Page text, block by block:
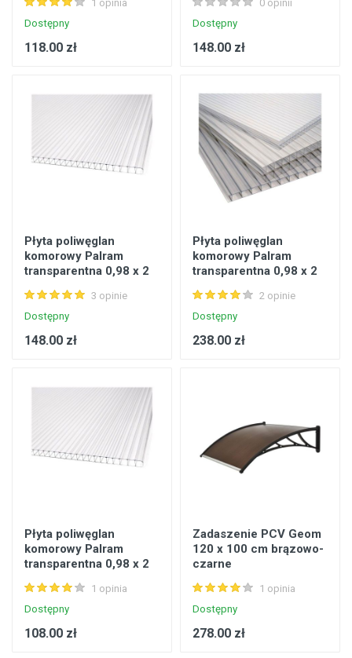
1 opinia
Dostępny
118.00 zł
0 opinii
Dostępny
148.00 zł
Płyta poliwęglan
komorowy Palram
transparentna 0,98 x 2
3 opinie
Dostępny
148.00 zł
Płyta poliwęglan
komorowy Palram
transparentna 0,98 x 2
2 opinie
Dostępny
238.00 zł
Płyta poliwęglan
komorowy Palram
transparentna 0,98 x 2
1 opinia
Dostępny
108.00 zł
Zadaszenie PCV Geom
120 x 100 cm brązowo-
czarne
1 opinia
Dostępny
278.00 zł